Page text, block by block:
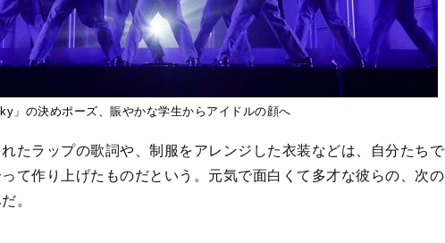
」の決めポーズ、賑やかな学生からアイドルの顔へ
たラップの歌詞や、制服をアレンジした衣装などは、自分たちで
て作り上げたものだという。元気で面白くて多才な彼らの、次の
。